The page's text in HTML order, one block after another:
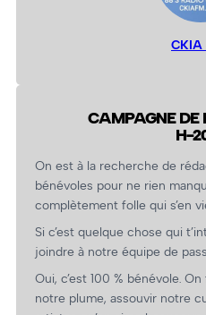
CKIA
CAMPAGNE DE
H-
On est à la recherche de
bénévoles pour ne rien
complètement folle qui s’en
Si c’est quelque chose qui
joindre à notre équipe de
Oui, c’est 100 % bénévole.
notre plume, assouvir notre